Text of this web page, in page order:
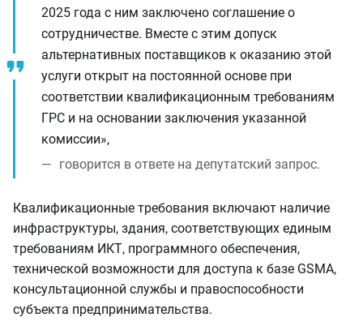
2025 года с ним заключено соглашение о
сотрудничестве. Вместе с этим допуск
альтернативных поставщиков к оказанию этой
услуги открыт на постоянной основе при
соответствии квалификационным требованиям
ГРС и на основании заключения указанной
комиссии»,
говорится в ответе на депутатский запрос.
Квалификационные требования включают наличие
инфраструктуры, здания, соответствующих единым
требованиям ИКТ, программного обеспечения,
технической возможности для доступа к базе GSMA,
консультационной службы и правоспособности
субъекта предпринимательства.